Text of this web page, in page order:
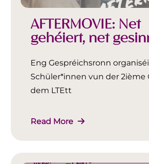
AFTERMOVIE: Net
gehéiert, net
Eng Gespréichsronn
Schüler*innen vun der 2ième
dem LTEtt
Read More